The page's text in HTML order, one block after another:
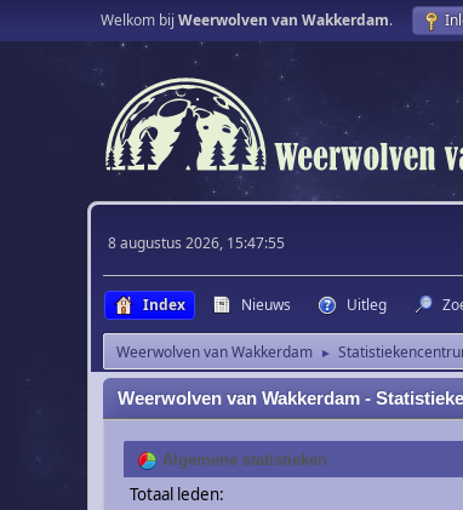
Welkom bij Weerwolven van Wakkerdam.
8 augustus 2026, 15:47:55
Index Nieuws Uitleg
Weerwolven van Wakkerdam ►
Weerwolven van Wakkerdam -
Algemene statistieken
Totaal leden: